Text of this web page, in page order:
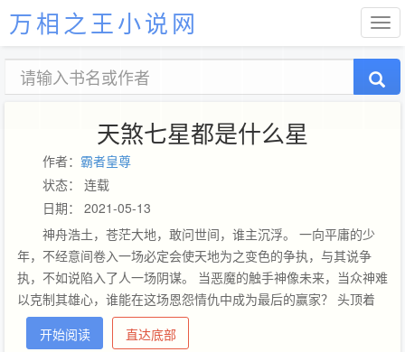
万相之王小说网
天煞七星都是什么星
作者： 霸者皇尊
状态： 连载
日期： 2021-05-13
神舟浩土，苍茫大地，敢问世间，谁主沉浮。 一向平庸的少
年，不经意间卷入一场必定会使天地为之变色的争执，与其说争
执，不如说陷入了人一场阴谋。 当恶魔的触手神像未来，当众神难
以克制其雄心，谁能在这场恩怨情仇中成为最后的赢家？ 头顶着
天，脚踏着地，这是男儿不可或缺的，不论何时不论何处，只要有
我。 江湖，本就是一场争锋，正义，永远是——不死不休。
开始阅读 直达底部